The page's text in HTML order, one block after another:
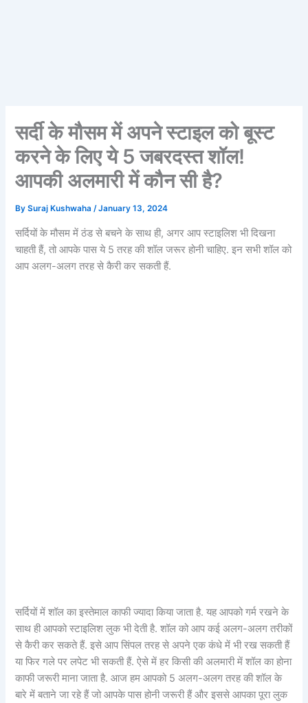
सर्दी के मौसम में अपने स्टाइल को बूस्ट
करने के लिए ये 5 जबरदस्त शॉल!
आपकी अलमारी में कौन सी है?
BySuraj Kushwaha/January 13, 2024
सर्दियों के मौसम में ठंड से बचने के साथ ही, अगर आप स्टाइलिश भी दिखना
चाहती हैं, तो आपके पास ये 5 तरह की शॉल जरूर होनी चाहिए. इन सभी शॉल को
आप अलग-अलग तरह से कैरी कर सकती हैं.
सर्दियों में शॉल का इस्तेमाल काफी ज्यादा किया जाता है. यह आपको गर्म रखने के
साथ ही आपको स्टाइलिश लुक भी देती है. शॉल को आप कई अलग-अलग तरीकों
से कैरी कर सकते हैं. इसे आप सिंपल तरह से अपने एक कंधे में भी रख सकती हैं
या फिर गले पर लपेट भी सकती हैं. ऐसे में हर किसी की अलमारी में शॉल का होना
काफी जरूरी माना जाता है. आज हम आपको 5 अलग-अलग तरह की शॉल के
बारे में बताने जा रहे हैं जो आपके पास होनी जरूरी हैं और इससे आपका पूरा लुक